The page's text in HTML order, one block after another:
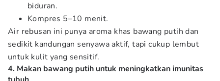
biduran.
Kompres 5–10 menit.
Air rebusan ini punya aroma khas bawang putih dan
sedikit kandungan senyawa aktif, tapi cukup lembut
untuk kulit yang sensitif.
4. Makan bawang putih untuk meningkatkan imunitas